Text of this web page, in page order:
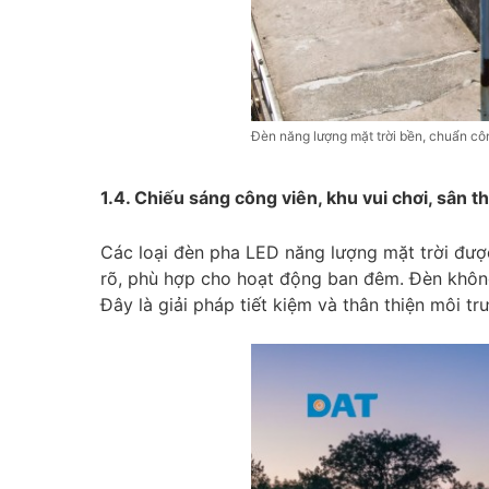
Đèn năng lượng mặt trời bền, chuẩn
1.4. Chiếu sáng công viên, khu vui chơi, sân
Các loại đèn pha LED năng lượng mặt trời
rõ, phù hợp cho hoạt động ban đêm. Đèn
Đây là giải pháp tiết kiệm và thân thiện môi